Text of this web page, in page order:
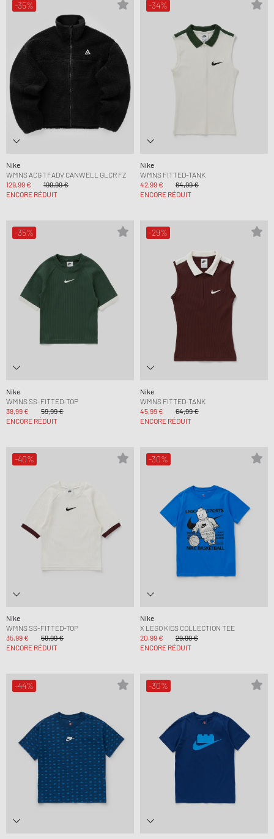
-35%
Nike
WMNS ACG TFADV CANWELL GLCR FZ
129,99 €
199,99 €
ENCORE RÉDUIT
-34%
Nike
WMNS FITTED-TANK
42,99 €
64,99 €
ENCORE RÉDUIT
-35%
Nike
WMNS SS-FITTED-TOP
38,99 €
59,99 €
ENCORE RÉDUIT
-29%
Nike
WMNS FITTED-TANK
45,99 €
64,99 €
ENCORE RÉDUIT
-40%
Nike
WMNS SS-FITTED-TOP
35,99 €
59,99 €
ENCORE RÉDUIT
-30%
Nike
X LEGO KIDS COLLECTION TEE
20,99 €
29,99 €
ENCORE RÉDUIT
-44% -30%